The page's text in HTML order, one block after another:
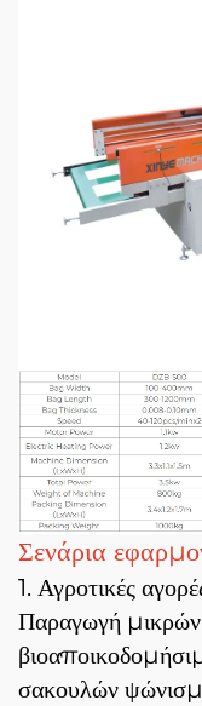
Σενάρια
1. Αγροτικές
Παραγωγή
σακουλών